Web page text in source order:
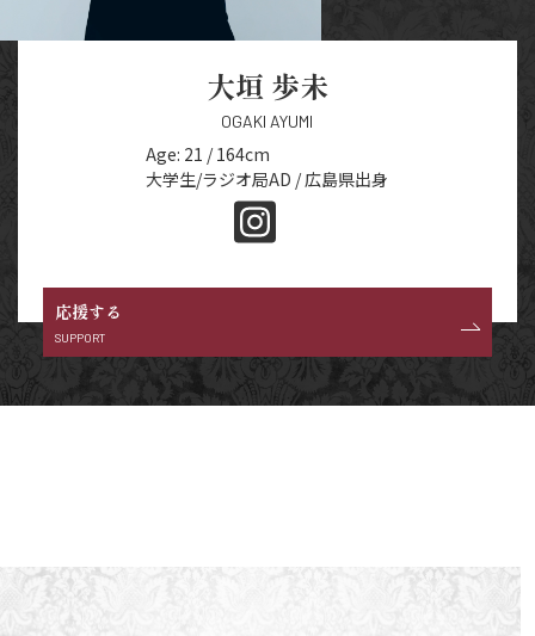
大垣 歩未
OGAKI AYUMI
Age: 21 / 164cm
大学生/ラジオ局AD / 広島県出身
応援する
SUPPORT